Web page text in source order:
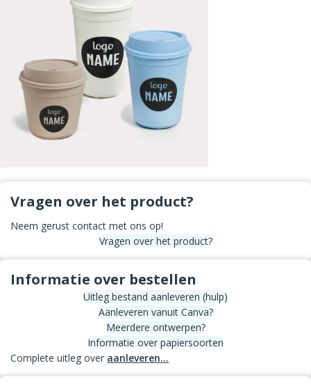
Vragen over het product?
Neem gerust contact met ons op!
Vragen over het product?
Informatie over bestellen
Uitleg bestand aanleveren (hulp)
Aanleveren vanuit Canva?
Meerdere ontwerpen?
Informatie over papiersoorten
Complete uitleg over aanleveren...